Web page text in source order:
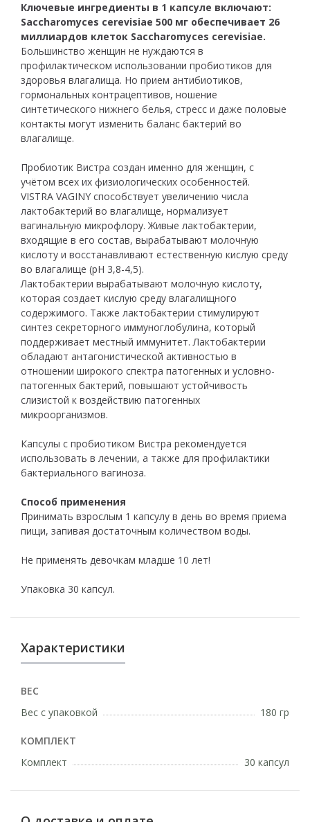
Ключевые ингредиенты в 1 капсуле включают:
Saccharomyces cerevisiae 500 мг обеспечивает 26
миллиардов клеток Saccharomyces cerevisiae.
Большинство женщин не нуждаются в
профилактическом использовании пробиотиков для
здоровья влагалища. Но прием антибиотиков,
гормональных контрацептивов, ношение
синтетического нижнего белья, стресс и даже половые
контакты могут изменить баланс бактерий во
влагалище.
Пробиотик Вистра создан именно для женщин, с
учётом всех их физиологических особенностей.
VISTRA VAGINY способствует увеличению числа
лактобактерий во влагалище, нормализует
вагинальную микрофлору. Живые лактобактерии,
входящие в его состав, вырабатывают молочную
кислоту и восстанавливают естественную кислую среду
во влагалище (рН 3,8-4,5).
Лактобактерии вырабатывают молочную кислоту,
которая создает кислую среду влагалищного
содержимого. Также лактобактерии стимулируют
синтез секреторного иммуноглобулина, который
поддерживает местный иммунитет. Лактобактерии
обладают антагонистической активностью в
отношении широкого спектра патогенных и условно-
патогенных бактерий, повышают устойчивость
слизистой к воздействию патогенных
микроорганизмов.
Капсулы с пробиотиком Вистра рекомендуется
использовать в лечении, а также для профилактики
бактериального вагиноза.
Способ применения
Принимать взрослым 1 капсулу в день во время приема
пищи, запивая достаточным количеством воды.
Не применять девочкам младше 10 лет!
Упаковка 30 капсул.
Характеристики
ВЕС
Вес с упаковкой
180 гр
КОМПЛЕКТ
Комплект
30 капсул